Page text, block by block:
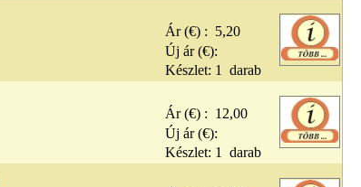
Ár (€) : 5,20
Új ár (€):
Készlet: 1 darab
Ár (€) : 12,00
Új ár (€):
Készlet: 1 darab